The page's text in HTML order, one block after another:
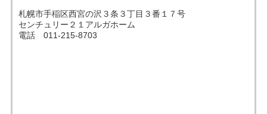
スタッフ紹介
札幌市手稲区西宮の沢３条３丁目３番１７号
センチュリー２１アルガホーム
電話 011-215-8703